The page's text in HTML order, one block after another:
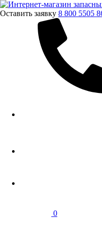
Оставить заявку 8 800 5505
0